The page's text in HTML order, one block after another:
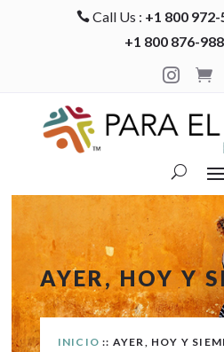
 Call Us : +1 800
+1 800 876-


AYER, HOY Y
INICIO :: AYER, HOY Y